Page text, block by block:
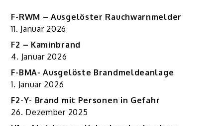
F-RWM – Ausgelöster Rauchwarnmelder
11. Januar 2026
F2 – Kaminbrand
4. Januar 2026
F-BMA- Ausgelöste Brandmeldeanlage
1. Januar 2026
F2-Y- Brand mit Personen in Gefahr
26. Dezember 2025